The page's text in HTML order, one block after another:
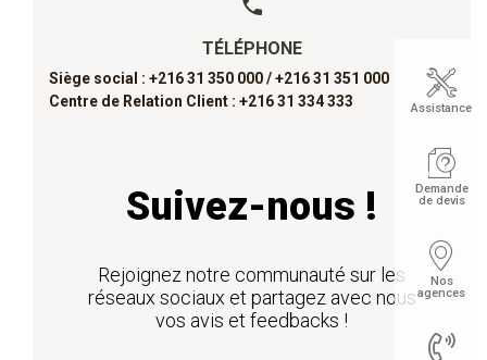
TÉLÉPHONE
Siège social : +216 31 350 000 /+216 31 351 000
Centre de Relation Client : +216 31 334 333
Suivez-nous !
Rejoignez notre communauté sur les
réseaux sociaux et partagez avec nous
vos avis et feedbacks !
Assistance
Demande
de devis
Nos
agences